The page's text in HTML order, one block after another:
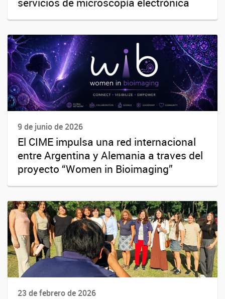
9 de junio de 2026
El CIME impulsa una red internacional
entre Argentina y Alemania a traves del
proyecto “Women in Bioimaging”
23 de febrero de 2026